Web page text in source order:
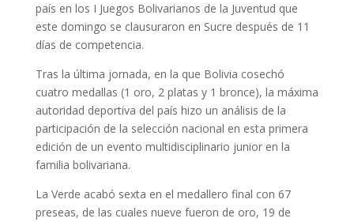
país en los I Juegos Bolivarianos de la Juventud que
este domingo se clausuraron en Sucre después de 11
días de competencia.
Tras la última jornada, en la que Bolivia cosechó
cuatro medallas (1 oro, 2 platas y 1 bronce), la máxima
autoridad deportiva del país hizo un análisis de la
participación de la selección nacional en esta primera
edición de un evento multidisciplinario junior en la
familia bolivariana.
La Verde acabó sexta en el medallero final con 67
preseas, de las cuales nueve fueron de oro, 19 de